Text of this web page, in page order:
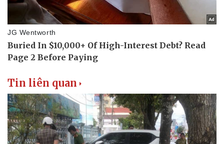
Âm nhạc
Tin liên quan